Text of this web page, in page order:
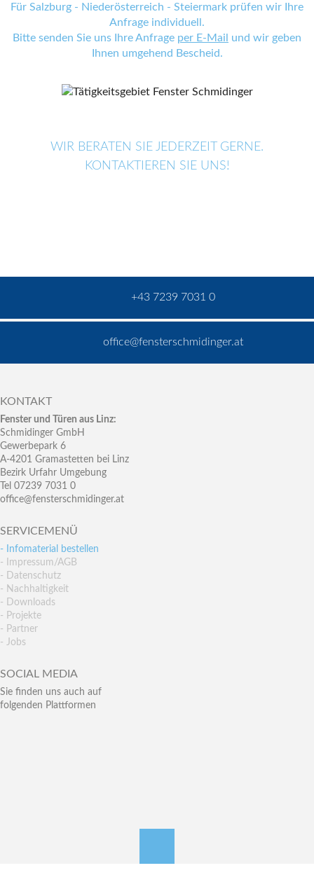
Für Salzburg - Niederösterreich - Steiermark prüfen wir Ihre
Anfrage individuell.
Bitte senden Sie uns Ihre Anfrage per E-Mail
und wir geben
Ihnen umgehend Bescheid.
WIR BERATEN SIE JEDERZEIT GERNE.
KONTAKTIEREN SIE UNS!
+43 7239 7031 0
office@fensterschmidinger.at
KONTAKT
Fenster und Türen aus Linz:
Schmidinger GmbH
Gewerbepark 6
A-4201 Gramastetten bei Linz
Bezirk Urfahr Umgebung
Tel 07239 7031 0
office@fensterschmidinger.at
SERVICEMENÜ
- Infomaterial bestellen
- Impressum/AGB
- Datenschutz
- Nachhaltigkeit
- Downloads
- Projekte
- Partner
- Jobs
SOCIAL MEDIA
Sie finden uns auch auf
folgenden Plattformen